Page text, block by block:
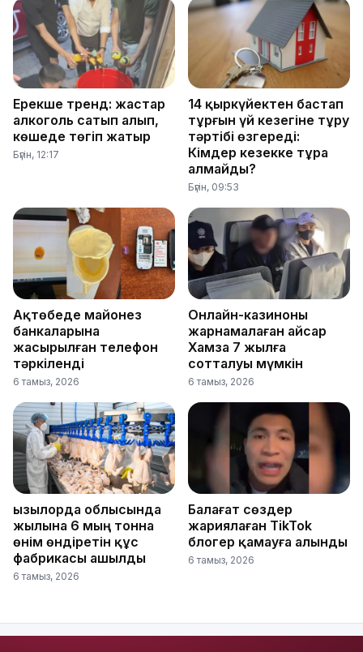
Ерекше тренд: жастар
алкоголь сатып алып,
көшеде төгіп жатыр
Бүгін, 12:17
14 қыркүйектен бастап
тұрғын үй кезегіне тұру
тәртібі өзгереді:
Кімдер кезекке тұра
алмайды?
Бүгін, 09:53
Ақтөбеде майонез
банкаларына
жасырылған телефон
тәркіленді
6 тамыз, 2026
Онлайн-казиноны
жарнамалаған Қайсар
Хамза 7 жылға
сотталуы мүмкін
6 тамыз, 2026
Қызылорда облысында
жылына 6 мың тонна
өнім өндіретін құс
фабрикасы ашылды
6 тамыз, 2026
Балағат сөздер
жариялаған TikTok
блогер қамауға алынды
6 тамыз, 2026